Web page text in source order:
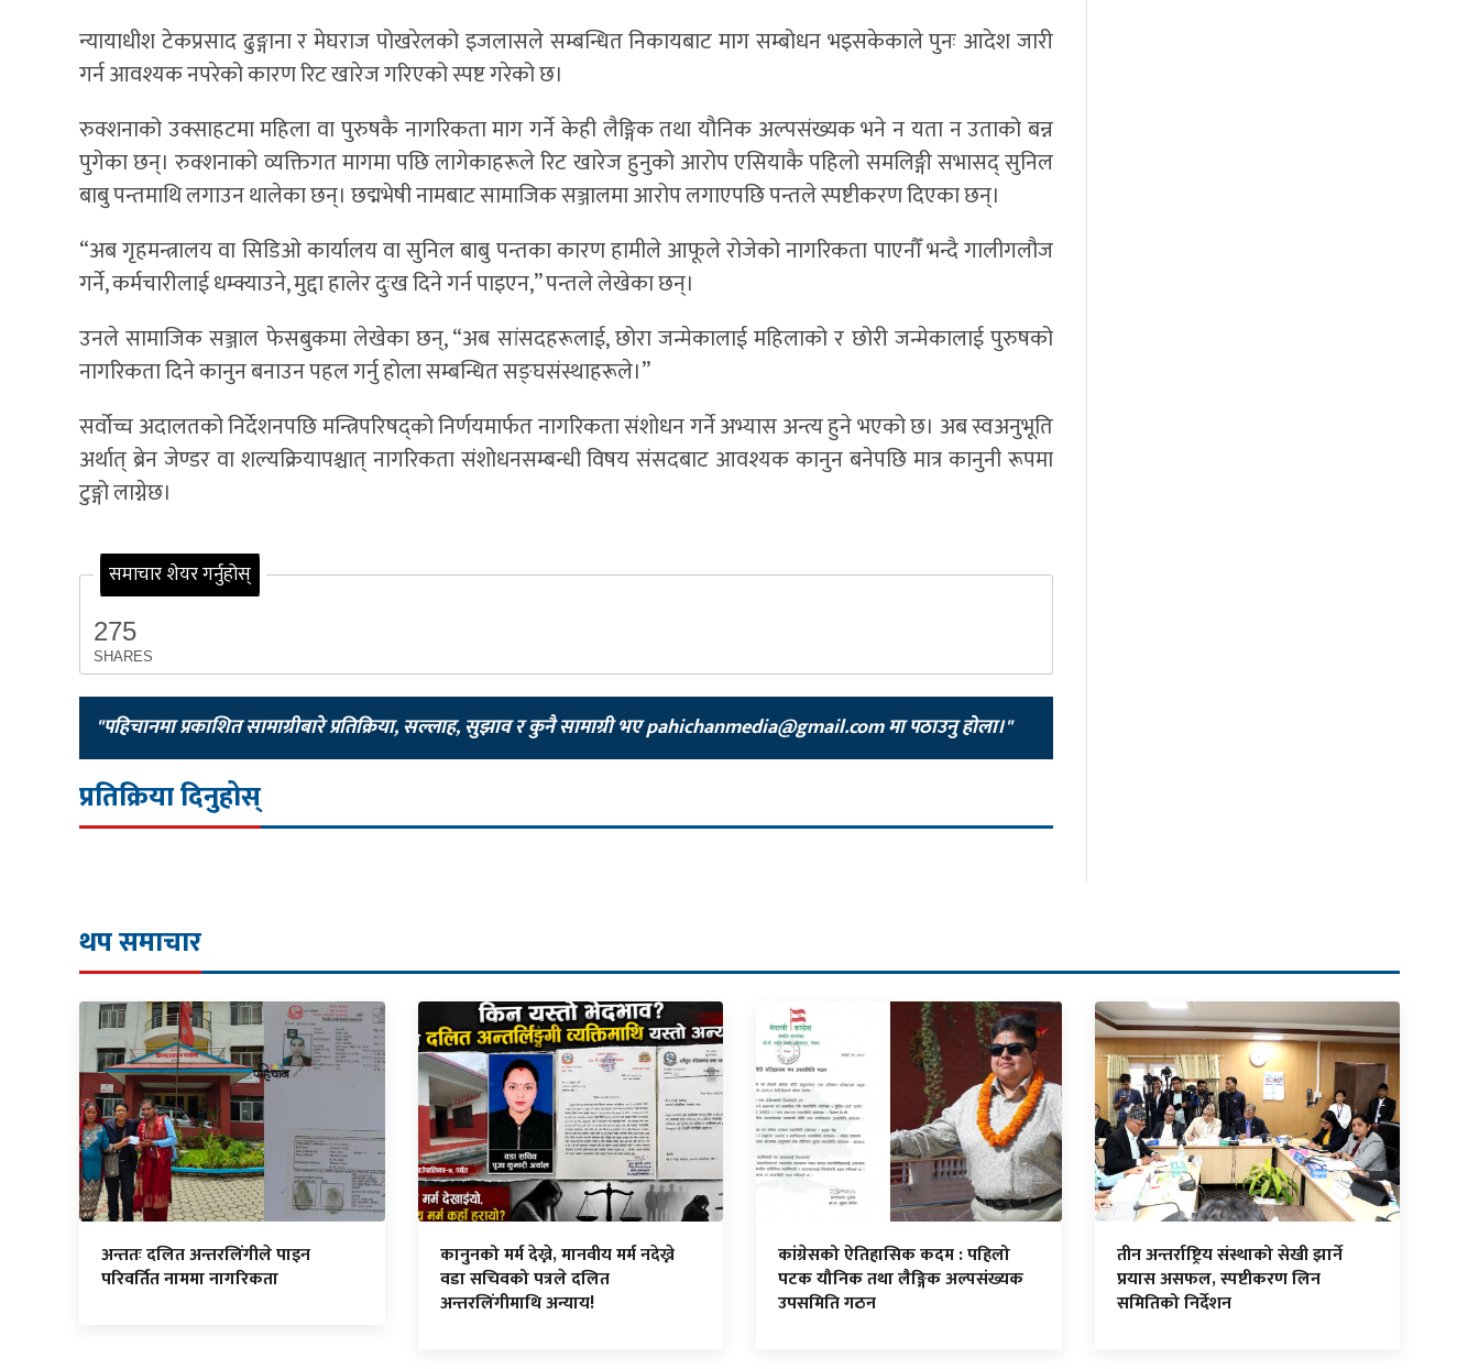
न्यायाधीश टेकप्रसाद ढुङ्गाना र मेघराज पोखरेलको इजलासले सम्बन्धित निकायबाट माग सम्बोधन भइसकेकाले पुनः आदेश जारी
गर्न आवश्यक नपरेको कारण रिट खारेज गरिएको स्पष्ट गरेको छ।
रुक्शनाको उक्साहटमा महिला वा पुरुषकै नागरिकता माग गर्ने केही लैङ्गिक तथा यौनिक अल्पसंख्यक भने न यता न उताको बन्न
पुगेका छन्। रुक्शनाको व्यक्तिगत मागमा पछि लागेकाहरूले रिट खारेज हुनुको आरोप एसियाकै पहिलो समलिङ्गी सभासद् सुनिल
बाबु पन्तमाथि लगाउन थालेका छन्। छद्मभेषी नामबाट सामाजिक सञ्जालमा आरोप लगाएपछि पन्तले स्पष्टीकरण दिएका छन्।
“अब गृहमन्त्रालय वा सिडिओ कार्यालय वा सुनिल बाबु पन्तका कारण हामीले आफूले रोजेको नागरिकता पाएनौँ भन्दै गालीगलौज
गर्ने, कर्मचारीलाई धम्क्याउने, मुद्दा हालेर दुःख दिने गर्न पाइएन,” पन्तले लेखेका छन्।
उनले सामाजिक सञ्जाल फेसबुकमा लेखेका छन्, “अब सांसदहरूलाई, छोरा जन्मेकालाई महिलाको र छोरी जन्मेकालाई पुरुषको
नागरिकता दिने कानुन बनाउन पहल गर्नु होला सम्बन्धित सङ्घसंस्थाहरूले।”
सर्वोच्च अदालतको निर्देशनपछि मन्त्रिपरिषद्को निर्णयमार्फत नागरिकता संशोधन गर्ने अभ्यास अन्त्य हुने भएको छ। अब स्वअनुभूति
अर्थात् ब्रेन जेण्डर वा शल्यक्रियापश्चात् नागरिकता संशोधनसम्बन्धी विषय संसदबाट आवश्यक कानुन बनेपछि मात्र कानुनी रूपमा
टुङ्गो लाग्नेछ।
समाचार शेयर गर्नुहोस्
275
SHARES
"पहिचानमा प्रकाशित सामाग्रीबारे प्रतिक्रिया, सल्लाह, सुझाव र कुनै सामाग्री भएpahichanmedia@gmail.comमा पठाउनु होला।"
प्रतिक्रिया दिनुहोस्
थप समाचार
अन्ततः दलित अन्तरलिंगीले पाइन
परिवर्तित नाममा नागरिकता
कानुनको मर्म देख्ने, मानवीय मर्म नदेख्ने
वडा सचिवको पत्रले दलित
अन्तरलिंगीमाथि अन्याय!
कांग्रेसको ऐतिहासिक कदम : पहिलो
पटक यौनिक तथा लैङ्गिक अल्पसंख्यक
उपसमिति गठन
तीन अन्तर्राष्ट्रिय संस्थाको सेखी झार्ने
प्रयास असफल, स्पष्टीकरण लिन
समितिको निर्देशन